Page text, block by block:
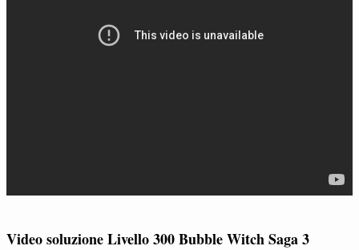
Video soluzione Livello 300 Bubble Witch Saga 3